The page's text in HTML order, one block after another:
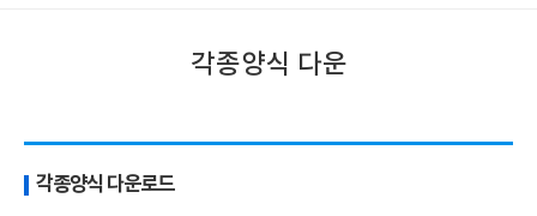
각종양식 다운
각종양식 다운로드